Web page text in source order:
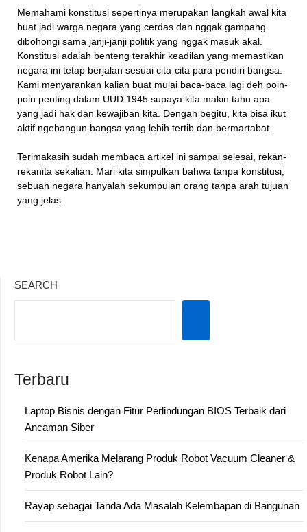
Memahami konstitusi sepertinya merupakan langkah awal kita
buat jadi warga negara yang cerdas dan nggak gampang
dibohongi sama janji-janji politik yang nggak masuk akal.
Konstitusi adalah benteng terakhir keadilan yang memastikan
negara ini tetap berjalan sesuai cita-cita para pendiri bangsa.
Kami menyarankan kalian buat mulai baca-baca lagi deh poin-
poin penting dalam UUD 1945 supaya kita makin tahu apa
yang jadi hak dan kewajiban kita. Dengan begitu, kita bisa ikut
aktif ngebangun bangsa yang lebih tertib dan bermartabat.
Terimakasih sudah membaca artikel ini sampai selesai, rekan-
rekanita sekalian. Mari kita simpulkan bahwa tanpa konstitusi,
sebuah negara hanyalah sekumpulan orang tanpa arah tujuan
yang jelas.
SEARCH
Terbaru
Laptop Bisnis dengan Fitur Perlindungan BIOS Terbaik dari
Ancaman Siber
Kenapa Amerika Melarang Produk Robot Vacuum Cleaner &
Produk Robot Lain?
Rayap sebagai Tanda Ada Masalah Kelembapan di Bangunan